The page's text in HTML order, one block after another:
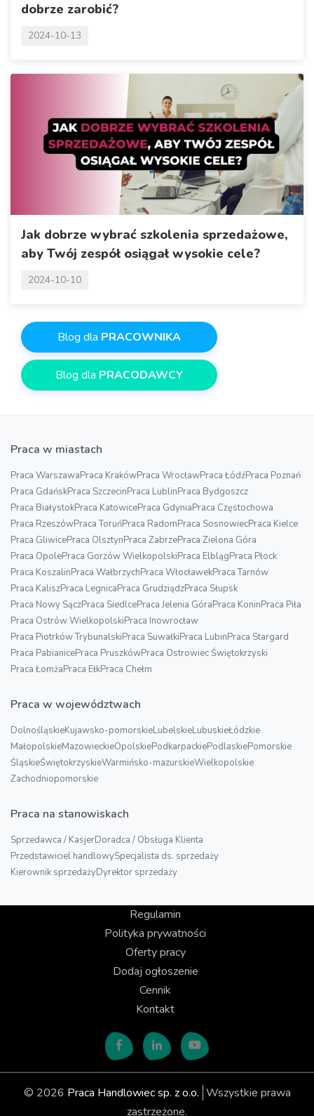
dobrze zarobić?
2024-10-13
Jak dobrze wybrać szkolenia sprzedażowe,
aby Twój zespół osiągał wysokie cele?
2024-10-10
Blog dla PRACOWNIKA
Blog dla PRACODAWCY
Praca w miastach
Praca WarszawaPraca KrakówPraca WrocławPraca ŁódźPraca Poznań
Praca GdańskPraca SzczecinPraca LublinPraca Bydgoszcz
Praca BiałystokPraca KatowicePraca GdyniaPraca Częstochowa
Praca RzeszówPraca ToruńPraca RadomPraca SosnowiecPraca Kielce
Praca GliwicePraca OlsztynPraca ZabrzePraca Zielona Góra
Praca OpolePraca Gorzów WielkopolskiPraca ElblągPraca Płock
Praca KoszalinPraca WałbrzychPraca WłocławekPraca Tarnów
Praca KaliszPraca LegnicaPraca GrudziądzPraca Słupsk
Praca Nowy SączPraca SiedlcePraca Jelenia GóraPraca KoninPraca Piła
Praca Ostrów WielkopolskiPraca Inowrocław
Praca Piotrków TrybunalskiPraca SuwałkiPraca LubinPraca Stargard
Praca PabianicePraca PruszkówPraca Ostrowiec Świętokrzyski
Praca ŁomżaPraca EłkPraca Chełm
Praca w województwach
DolnośląskieKujawsko-pomorskieLubelskieLubuskieŁódzkie
MałopolskieMazowieckieOpolskiePodkarpackiePodlaskiePomorskie
ŚląskieŚwiętokrzyskieWarmińsko-mazurskieWielkopolskie
Zachodniopomorskie
Praca na stanowiskach
Sprzedawca / KasjerDoradca / Obsługa Klienta
Przedstawiciel handlowySpecjalista ds. sprzedaży
Kierownik sprzedażyDyrektor sprzedaży
Regulamin
Polityka prywatności
Oferty pracy
Dodaj ogłoszenie
Cennik
Kontakt
© 2026 Praca Handlowiec sp. z o.o. Wszystkie prawa
zastrzeżone.